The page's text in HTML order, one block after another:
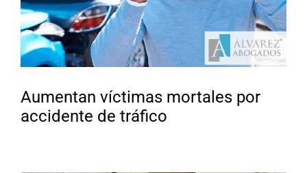
Aumentan víctimas mortales por
accidente de tráfico